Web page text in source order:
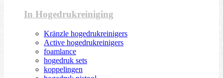
In Hogedrukreiniging
Kränzle hogedrukreinigers
Active hogedrukreinigers
foamlance
hogedruk sets
koppelingen